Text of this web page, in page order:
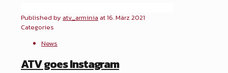
Published by atv_arminia at16. März 2021
Categories
News
ATV goes Instagram